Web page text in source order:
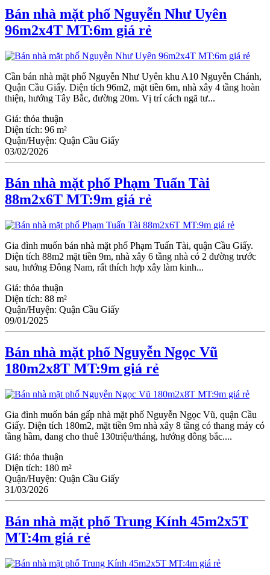
Bán nhà mặt phố Nguyễn Như Uyên
96m2x4T MT:6m giá rẻ
Cần bán nhà mặt phố Nguyễn Như Uyên khu A10 Nguyễn Chánh,
Quận Cầu Giấy. Diện tích 96m2, mặt tiền 6m, nhà xây 4 tầng hoàn
thiện, hướng Tây Bắc, đường 20m. Vị trí cách ngã tư...
Giá: thỏa thuận
Diện tích: 96 m²
Quận/Huyện: Quận Cầu Giấy
03/02/2026
Bán nhà mặt phố Phạm Tuấn Tài
88m2x6T MT:9m giá rẻ
Gia đình muốn bán nhà mặt phố Phạm Tuấn Tài, quận Cầu Giấy.
Diện tích 88m2 mặt tiền 9m, nhà xây 6 tầng nhà có 2 đường trước
sau, hướng Đông Nam, rất thích hợp xây làm kinh...
Giá: thỏa thuận
Diện tích: 88 m²
Quận/Huyện: Quận Cầu Giấy
09/01/2025
Bán nhà mặt phố Nguyễn Ngọc Vũ
180m2x8T MT:9m giá rẻ
Gia đình muốn bán gấp nhà mặt phố Nguyễn Ngọc Vũ, quận Cầu
Giấy. Diện tích 180m2, mặt tiền 9m nhà xây 8 tầng có thang máy có
tầng hầm, đang cho thuê 130triệu/tháng, hướng đông bắc....
Giá: thỏa thuận
Diện tích: 180 m²
Quận/Huyện: Quận Cầu Giấy
31/03/2026
Bán nhà mặt phố Trung Kính 45m2x5T
MT:4m giá rẻ